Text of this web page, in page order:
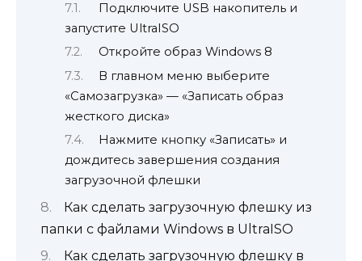
Подключите USB накопитель и
запустите UltraISO
Откройте образ Windows 8
В главном меню выберите
«Самозагрузка» — «Записать образ
жесткого диска»
Нажмите кнопку «Записать» и
дождитесь завершения создания
загрузочной флешки
Как сделать загрузочную флешку из
папки с файлами Windows в UltraISO
Как сделать загрузочную флешку в